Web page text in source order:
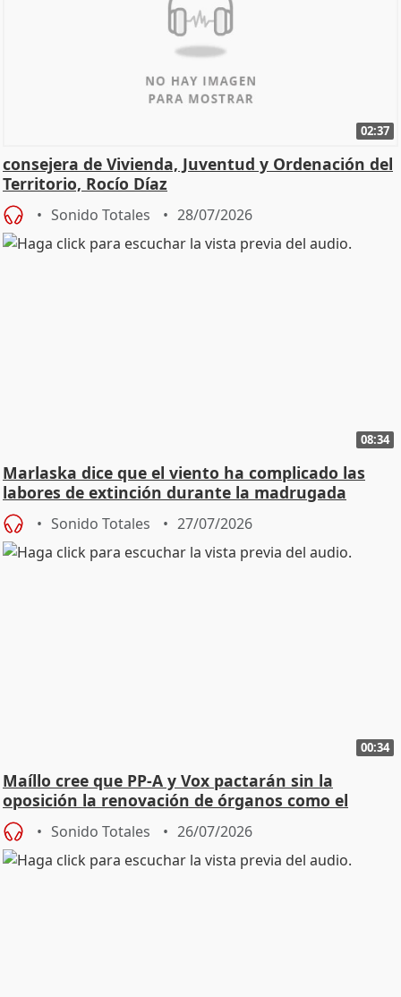
02:37
consejera de Vivienda, Juventud y Ordenación del
Territorio, Rocío Díaz
Sonido Totales 28/07/2026
08:34
Marlaska dice que el viento ha complicado las
labores de extinción durante la madrugada
Sonido Totales 27/07/2026
00:34
Maíllo cree que PP-A y Vox pactarán sin la
oposición la renovación de órganos como el
Defensor
Sonido Totales 26/07/2026